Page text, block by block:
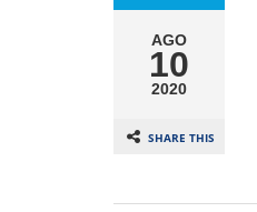
AGO
10
2020
SHARE THIS